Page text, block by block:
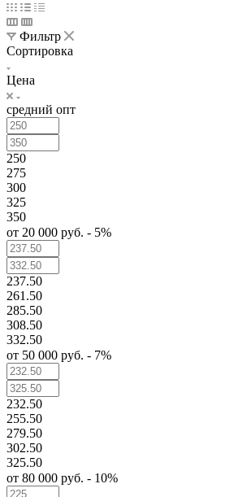
Фильтр
Сортировка
Цена
средний опт
250
275
300
325
350
от 20 000 руб. - 5%
237.50
261.50
285.50
308.50
332.50
от 50 000 руб. - 7%
232.50
255.50
279.50
302.50
325.50
от 80 000 руб. - 10%